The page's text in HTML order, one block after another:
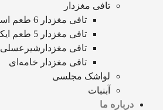
تافی مغزدار
تافی مغزدار 6 طعم اسپشیال
تافی مغزدار 5 طعم ایکلیرز
تافی مغزدارشیرعسلی
تافی مغزدار خامه‌ای
لواشک مجلسی
آبنبات
درباره ما